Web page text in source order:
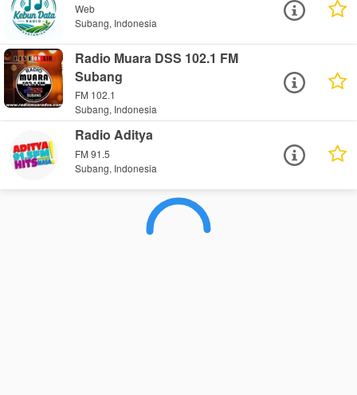
Web
Subang, Indonesia
Radio Muara DSS 102.1 FM
Subang
FM 102.1
Subang, Indonesia
Radio Aditya
FM 91.5
Subang, Indonesia